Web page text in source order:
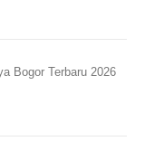
Bogor Terbaru 2026